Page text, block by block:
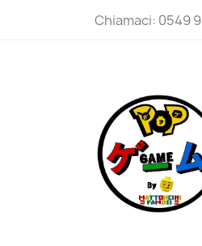
Chiamaci: 0549